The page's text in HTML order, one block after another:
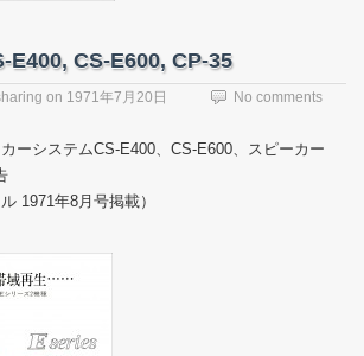
E400, CS-E600, CP-35
on 1971年7月20日 No comments
ーシステムCS-E400、CS-E600、スピーカー
1971年8月号掲載）